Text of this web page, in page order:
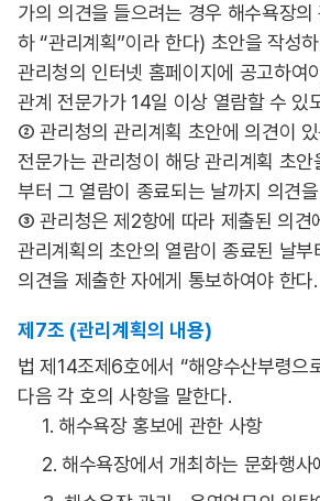
가의 의견을 들으려는 경우 해수욕장의
하 “관리계획”이라 한다) 초안을 작성
관리청의 인터넷 홈페이지에 공고하여
관계 전문가가 14일 이상 열람할 수 있
② 관리청의 관리계획 초안에 의견이 있
전문가는 관리청이 해당 관리계획 초
부터 그 열람이 종료되는 날까지 의견
③ 관리청은 제2항에 따라 제출된 의견
관리계획의 초안의 열람이 종료된 날
의견을 제출한 자에게 통보하여야 한다.
제7조 (관리계획의 내용)
법 제14조제6호에서 “해양수산부령으
다음 각 호의 사항을 말한다.
1. 해수욕장 홍보에 관한 사항
2. 해수욕장에서 개최하는 문화행사